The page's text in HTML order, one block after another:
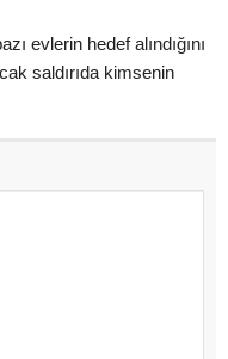
evlerin hedef alındığını
saldırıda kimsenin